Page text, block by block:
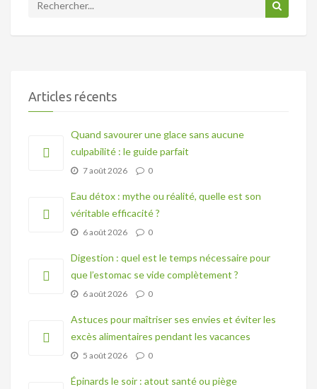
Articles récents
Quand savourer une glace sans aucune
culpabilité : le guide parfait
7 août 2026 0
Eau détox : mythe ou réalité, quelle est son
véritable efficacité ?
6 août 2026 0
Digestion : quel est le temps nécessaire pour
que l’estomac se vide complètement ?
6 août 2026 0
Astuces pour maîtriser ses envies et éviter les
excès alimentaires pendant les vacances
5 août 2026 0
Épinards le soir : atout santé ou piège